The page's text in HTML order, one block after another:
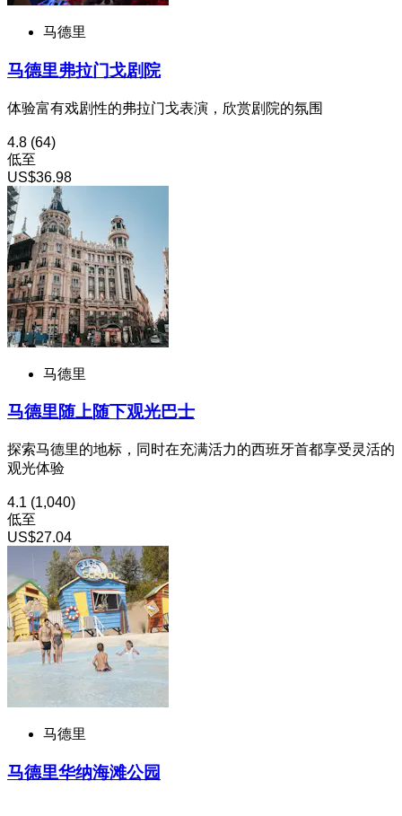
马德里
马德里弗拉门戈剧院
体验富有戏剧性的弗拉门戈表演，欣赏剧院的氛围
4.8 (64)
低至
US$36.98
马德里
马德里随上随下观光巴士
探索马德里的地标，同时在充满活力的西班牙首都享受灵活的
观光体验
4.1 (1,040)
低至
US$27.04
马德里
马德里华纳海滩公园